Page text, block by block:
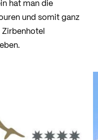
hat man die
und somit ganz